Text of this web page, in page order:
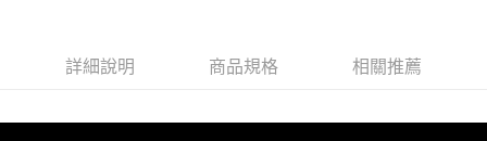
外島宅配詳細說明 商品規格 相關推薦